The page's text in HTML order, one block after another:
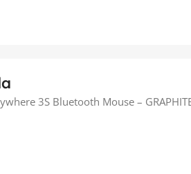
3S Bluetooth Mouse –